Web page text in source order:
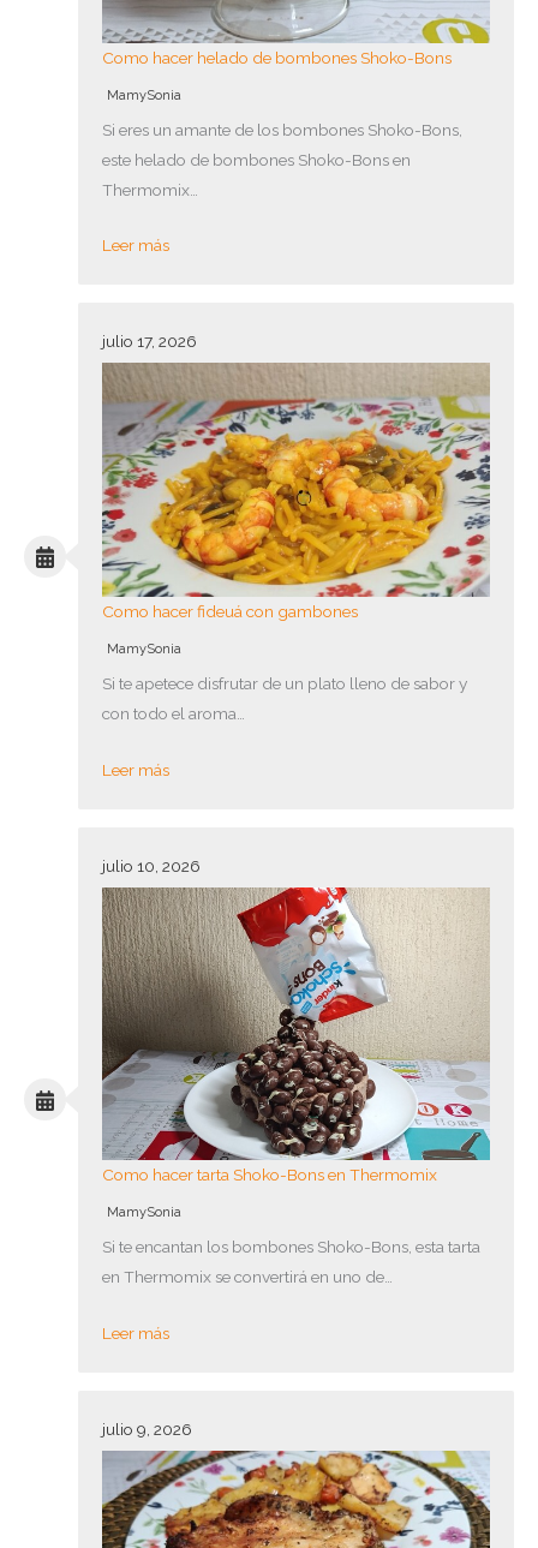
Como hacer helado de bombones Shoko-Bons
MamySonia
Si eres un amante de los bombones Shoko-Bons,
este helado de bombones Shoko-Bons en
Thermomix…
Leer más
julio 17, 2026
Como hacer fideuá con gambones
MamySonia
Si te apetece disfrutar de un plato lleno de sabor y
con todo el aroma…
Leer más
julio 10, 2026
Como hacer tarta Shoko-Bons en Thermomix
MamySonia
Si te encantan los bombones Shoko-Bons, esta tarta
en Thermomix se convertirá en uno de…
Leer más
julio 9, 2026